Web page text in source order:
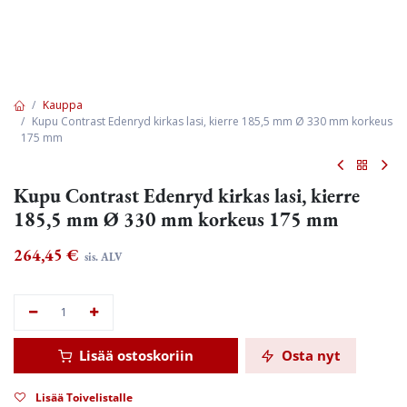
Kauppa
Kupu Contrast Edenryd kirkas lasi, kierre 185,5 mm Ø 330 mm korkeus
175 mm
Kupu Contrast Edenryd kirkas lasi, kierre
185,5 mm Ø 330 mm korkeus 175 mm
264,45 € sis. ALV
Lisää ostoskoriin Osta nyt
Lisää Toivelistalle